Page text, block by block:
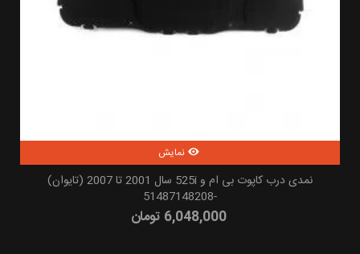
نمایش
نمدی درب کاپوت بی ام و 525i سال 2001 تا 2007 (تایوان)
-51487148208
6,048,000 تومان